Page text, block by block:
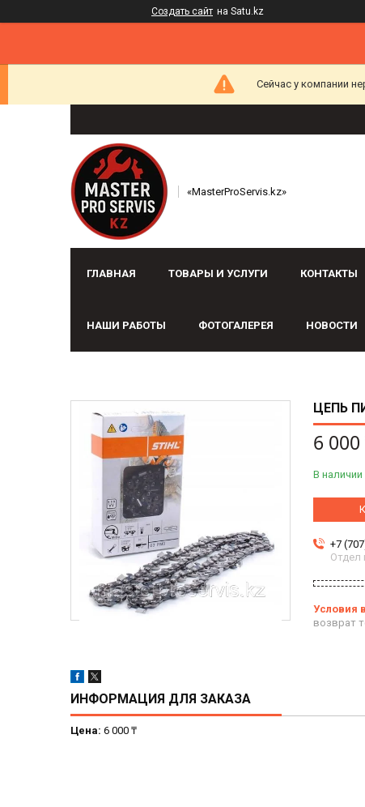
Создать сайт на Satu.kz
Сейчас у компании
«MasterProServis.kz»
ГЛАВНАЯ ТОВАРЫ И УСЛУГИ КОНТАКТЫ
НАШИ РАБОТЫ ФОТОГАЛЕРЕЯ НОВОСТИ
ЦЕПЬ
6 000
В наличии
+7
Отдел
возврат
ИНФОРМАЦИЯ ДЛЯ ЗАКАЗА
Цена: 6 000 ₸